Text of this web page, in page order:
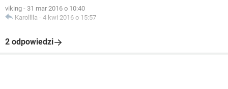
viking - 31 mar 2016 o 10:40
Karolllla - 4 kwi 2016 o 15:57
2 odpowiedzi